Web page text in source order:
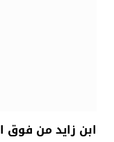
ابن زايد من فوق